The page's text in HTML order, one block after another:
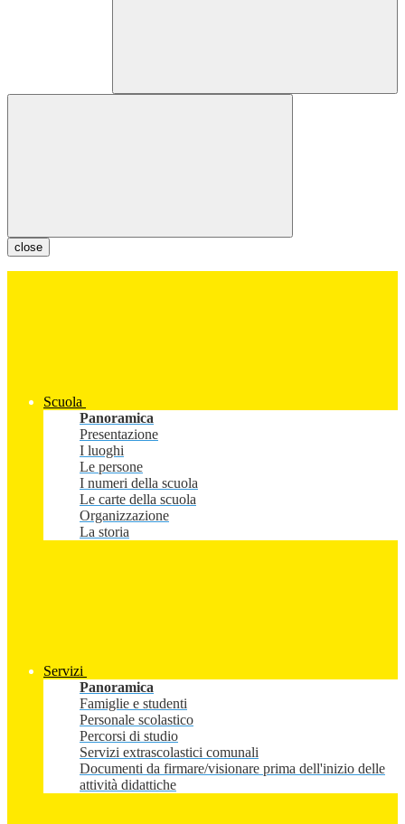
close
Scuola
Panoramica
Presentazione
I luoghi
Le persone
I numeri della scuola
Le carte della scuola
Organizzazione
La storia
Servizi
Panoramica
Famiglie e studenti
Personale scolastico
Percorsi di studio
Servizi extrascolastici comunali
Documenti da firmare/visionare prima dell'inizio delle
attività didattiche